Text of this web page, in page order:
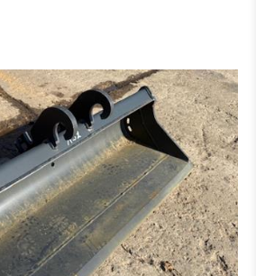
- GREIFER - USW.